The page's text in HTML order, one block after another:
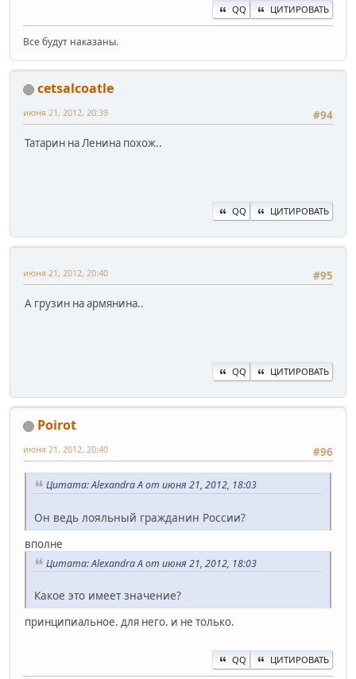
QQ ЦИТИРОВАТЬ
Все будут наказаны.
cetsalcoatle
#94
июня 21, 2012, 20:39
Татарин на Ленина похож..
QQ ЦИТИРОВАТЬ
#95
июня 21, 2012, 20:40
А грузин на армянина..
QQ ЦИТИРОВАТЬ
Poirot
#96
июня 21, 2012, 20:40
Цитата: Alexandra A от июня 21, 2012, 18:03
Он ведь лояльный гражданин России?
вполне
Цитата: Alexandra A от июня 21, 2012, 18:03
Какое это имеет значение?
принципиальное. для него. и не только.
QQ ЦИТИРОВАТЬ